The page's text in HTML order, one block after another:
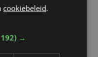
cookiebeleid.
→